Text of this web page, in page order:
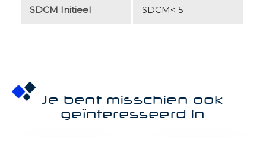
SDCM Initieel SDCM< 5
Je bent misschien ook
geïnteresseerd in